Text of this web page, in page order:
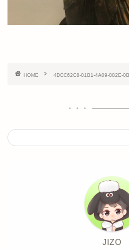
HOME 4DCC62C8-01B1-4A09-882E-
JIZO